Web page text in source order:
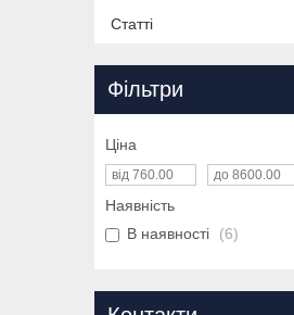
Статті
Фільтри
Ціна
Наявність
В наявності
6